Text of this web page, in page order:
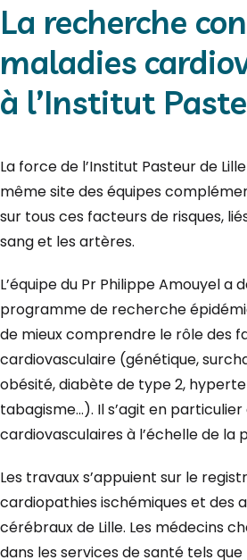
La recherche
maladies
à l’Institut
La force de l’Institut Pasteur de
même site des équipes
sur tous ces facteurs de risques,
sang et les artères.
L’équipe du Pr Philippe Amouyel a
programme de recherche
de mieux comprendre le rôle des
cardiovasculaire (génétique,
obésité, diabète de type 2,
tabagisme…). Il s’agit en
cardiovasculaires à l’échelle de la
Les travaux s’appuient sur le
cardiopathies ischémiques et des
cérébraux de Lille. Les médecins
dans les services de santé tels que